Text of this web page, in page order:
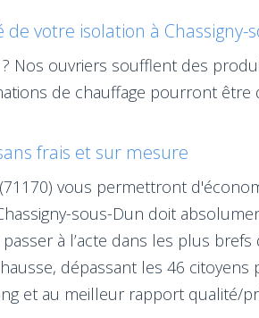
votre isolation à Chassigny-
Nos ouvriers soufflent des
de chauffage pourront
frais et sur mesure
vous permettront
sous-Dun doit
à l’acte dans les plus
dépassant les 46 citoyens
et au meilleur rapport qualité/